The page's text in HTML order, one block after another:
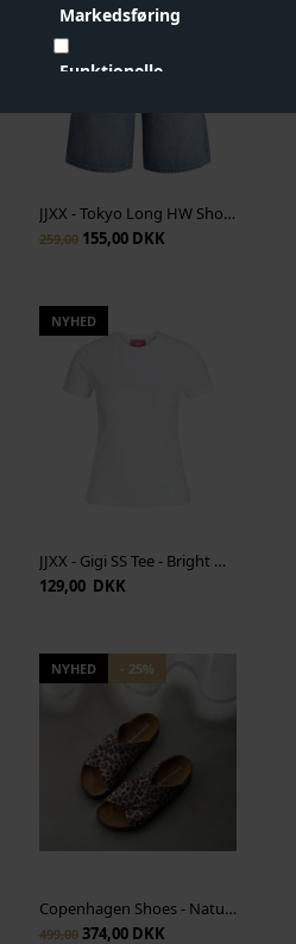
Markedsføring
Funktionelle
Statistiske
Vis cookie detaljer
JJXX - Tokyo Long HW Shorts - Medium Blue Denim
259,00155,00 DKK
NYHED
JJXX - Gigi SS Tee - Bright White
129,00 DKK
NYHED - 25%
Copenhagen Shoes - Nature Steps L - Multi Print
499,00374,00 DKK